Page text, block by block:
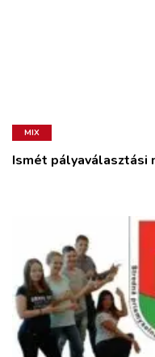
MIX
Ismét pályaválasztási